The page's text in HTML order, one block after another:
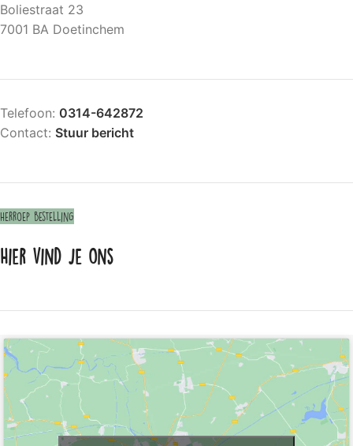
Boliestraat 23
7001 BA Doetinchem
Telefoon: 0314-642872
Contact: Stuur bericht
Herroep bestelling
Hier vind je ons